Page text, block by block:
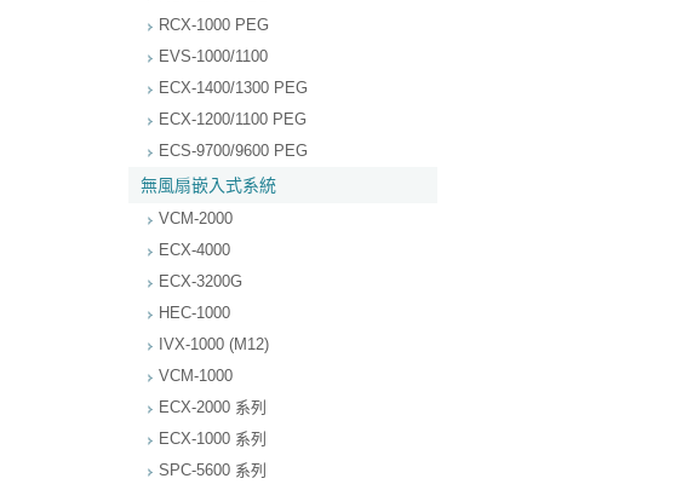
RCX-1000 PEG
EVS-1000/1100
ECX-1400/1300 PEG
ECX-1200/1100 PEG
ECS-9700/9600 PEG
無風扇嵌入式系統
VCM-2000
ECX-4000
ECX-3200G
HEC-1000
IVX-1000 (M12)
VCM-1000
ECX-2000 系列
ECX-1000 系列
SPC-5600 系列